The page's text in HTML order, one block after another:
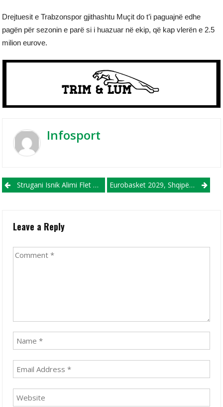
Drejtuesit e Trabzonspor gjithashtu Muçit do t’i paguajnë edhe
pagën për sezonin e parë si i huazuar në ekip, që kap vlerën e 2.5
milion eurove.
Infosport
Post navigation
Strugani Isnik Alimi Flet Në Prag Të Ndeshjes Eliminatore Kundër Lihtenshtejnit Eurobasket 2029, Shqipëria Dhe Kosova Në Të Njëjtin Grup
Leave a Reply